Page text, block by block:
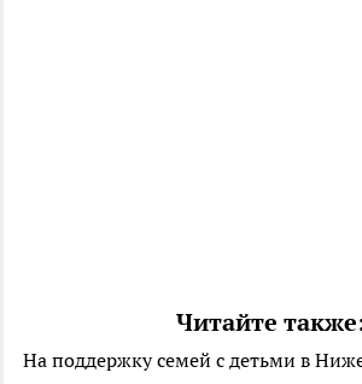
Читайте
На поддержку семей с детьми в